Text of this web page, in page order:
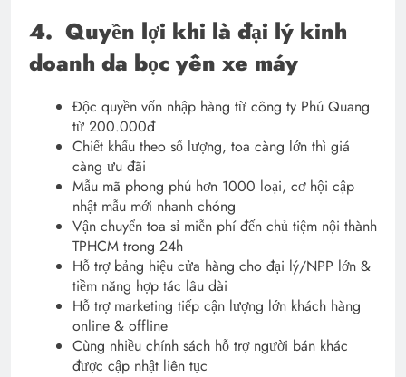
4. Quyền lợi khi là đại lý kinh
doanh da bọc yên xe máy
Độc quyền vốn nhập hàng từ công ty Phú Quang
từ 200.000đ
Chiết khấu theo số lượng, toa càng lớn thì giá
càng ưu đãi
Mẫu mã phong phú hơn 1000 loại, cơ hội cập
nhật mẫu mới nhanh chóng
Vận chuyển toa sỉ miễn phí đến chủ tiệm nội thành
TPHCM trong 24h
Hỗ trợ bảng hiệu cửa hàng cho đại lý/NPP lớn &
tiềm năng hợp tác lâu dài
Hỗ trợ marketing tiếp cận lượng lớn khách hàng
online & offline
Cùng nhiều chính sách hỗ trợ người bán khác
được cập nhật liên tục